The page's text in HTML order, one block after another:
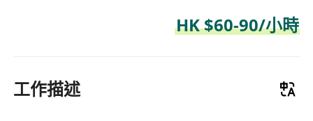
HK $60-90/小時
工作描述